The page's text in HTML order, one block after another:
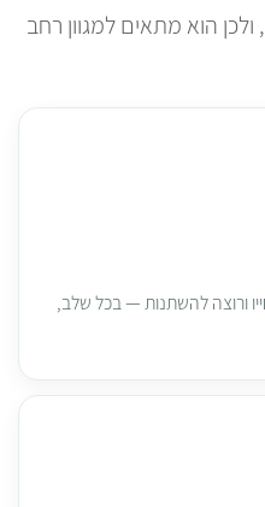
הוא מתאים למגוון רחב
ורוצה להשתנות — בכל שלב,